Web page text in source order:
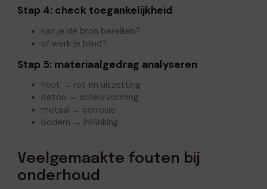
Stap 4: check toegankelijkheid
kan je de bron bereiken?
of werk je blind?
Stap 5: materiaalgedrag analyseren
hout → rot en uitzetting
beton → scheurvorming
metaal → corrosie
bodem → inklinking
Veelgemaakte fouten bij
onderhoud